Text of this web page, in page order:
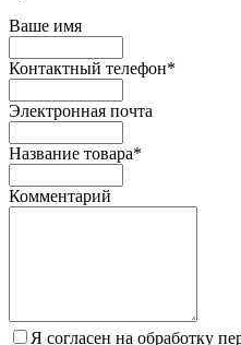
Ваше имя
Контактный телефон*
Электронная почта
Название товара*
Комментарий
Я согласен на обработку